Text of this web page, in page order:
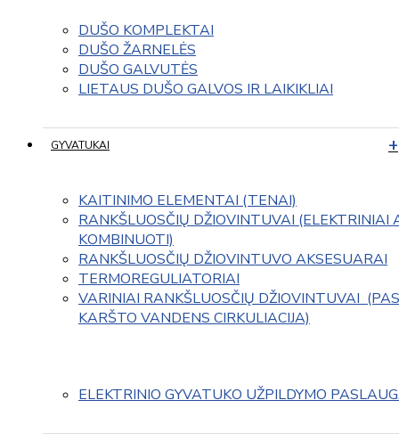
DUŠO KOMPLEKTAI
DUŠO ŽARNELĖS
DUŠO GALVUTĖS
LIETAUS DUŠO GALVOS IR LAIKIKLIAI
GYVATUKAI
KAITINIMO ELEMENTAI (TENAI)
RANKŠLUOSČIŲ DŽIOVINTUVAI (ELEKTRINIAI
KOMBINUOTI)
RANKŠLUOSČIŲ DŽIOVINTUVO AKSESUARAI
TERMOREGULIATORIAI
VARINIAI RANKŠLUOSČIŲ DŽIOVINTUVAI
KARŠTO VANDENS CIRKULIACIJA)
ELEKTRINIO GYVATUKO UŽPILDYMO